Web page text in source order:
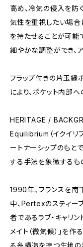
高め、冷気の侵入を防
気性を重視したい場合
を持たせることが可能
細やかな調整ができ、
フラップ付きの片玉縁
により、ポケット内部
HERITAGE /
Equilibrium（イクイリ
ートナーシップのもと
する手法を象徴するも
1990年、フランスを南
中、Pertexのスティー
者であるラブ・キャリ
メイト（微気候）」を
る糸構造を持つ生地の